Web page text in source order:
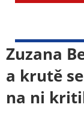
Zuzana
a krutě
na ni